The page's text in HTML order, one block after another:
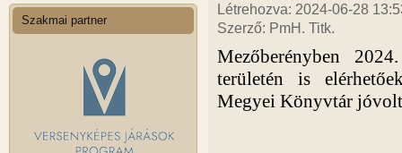
Szakmai partner
Létrehozva: 2024-06-28
Szerző: PmH. Titk.
Mezőberényben
területén is
Megyei Könyvtár